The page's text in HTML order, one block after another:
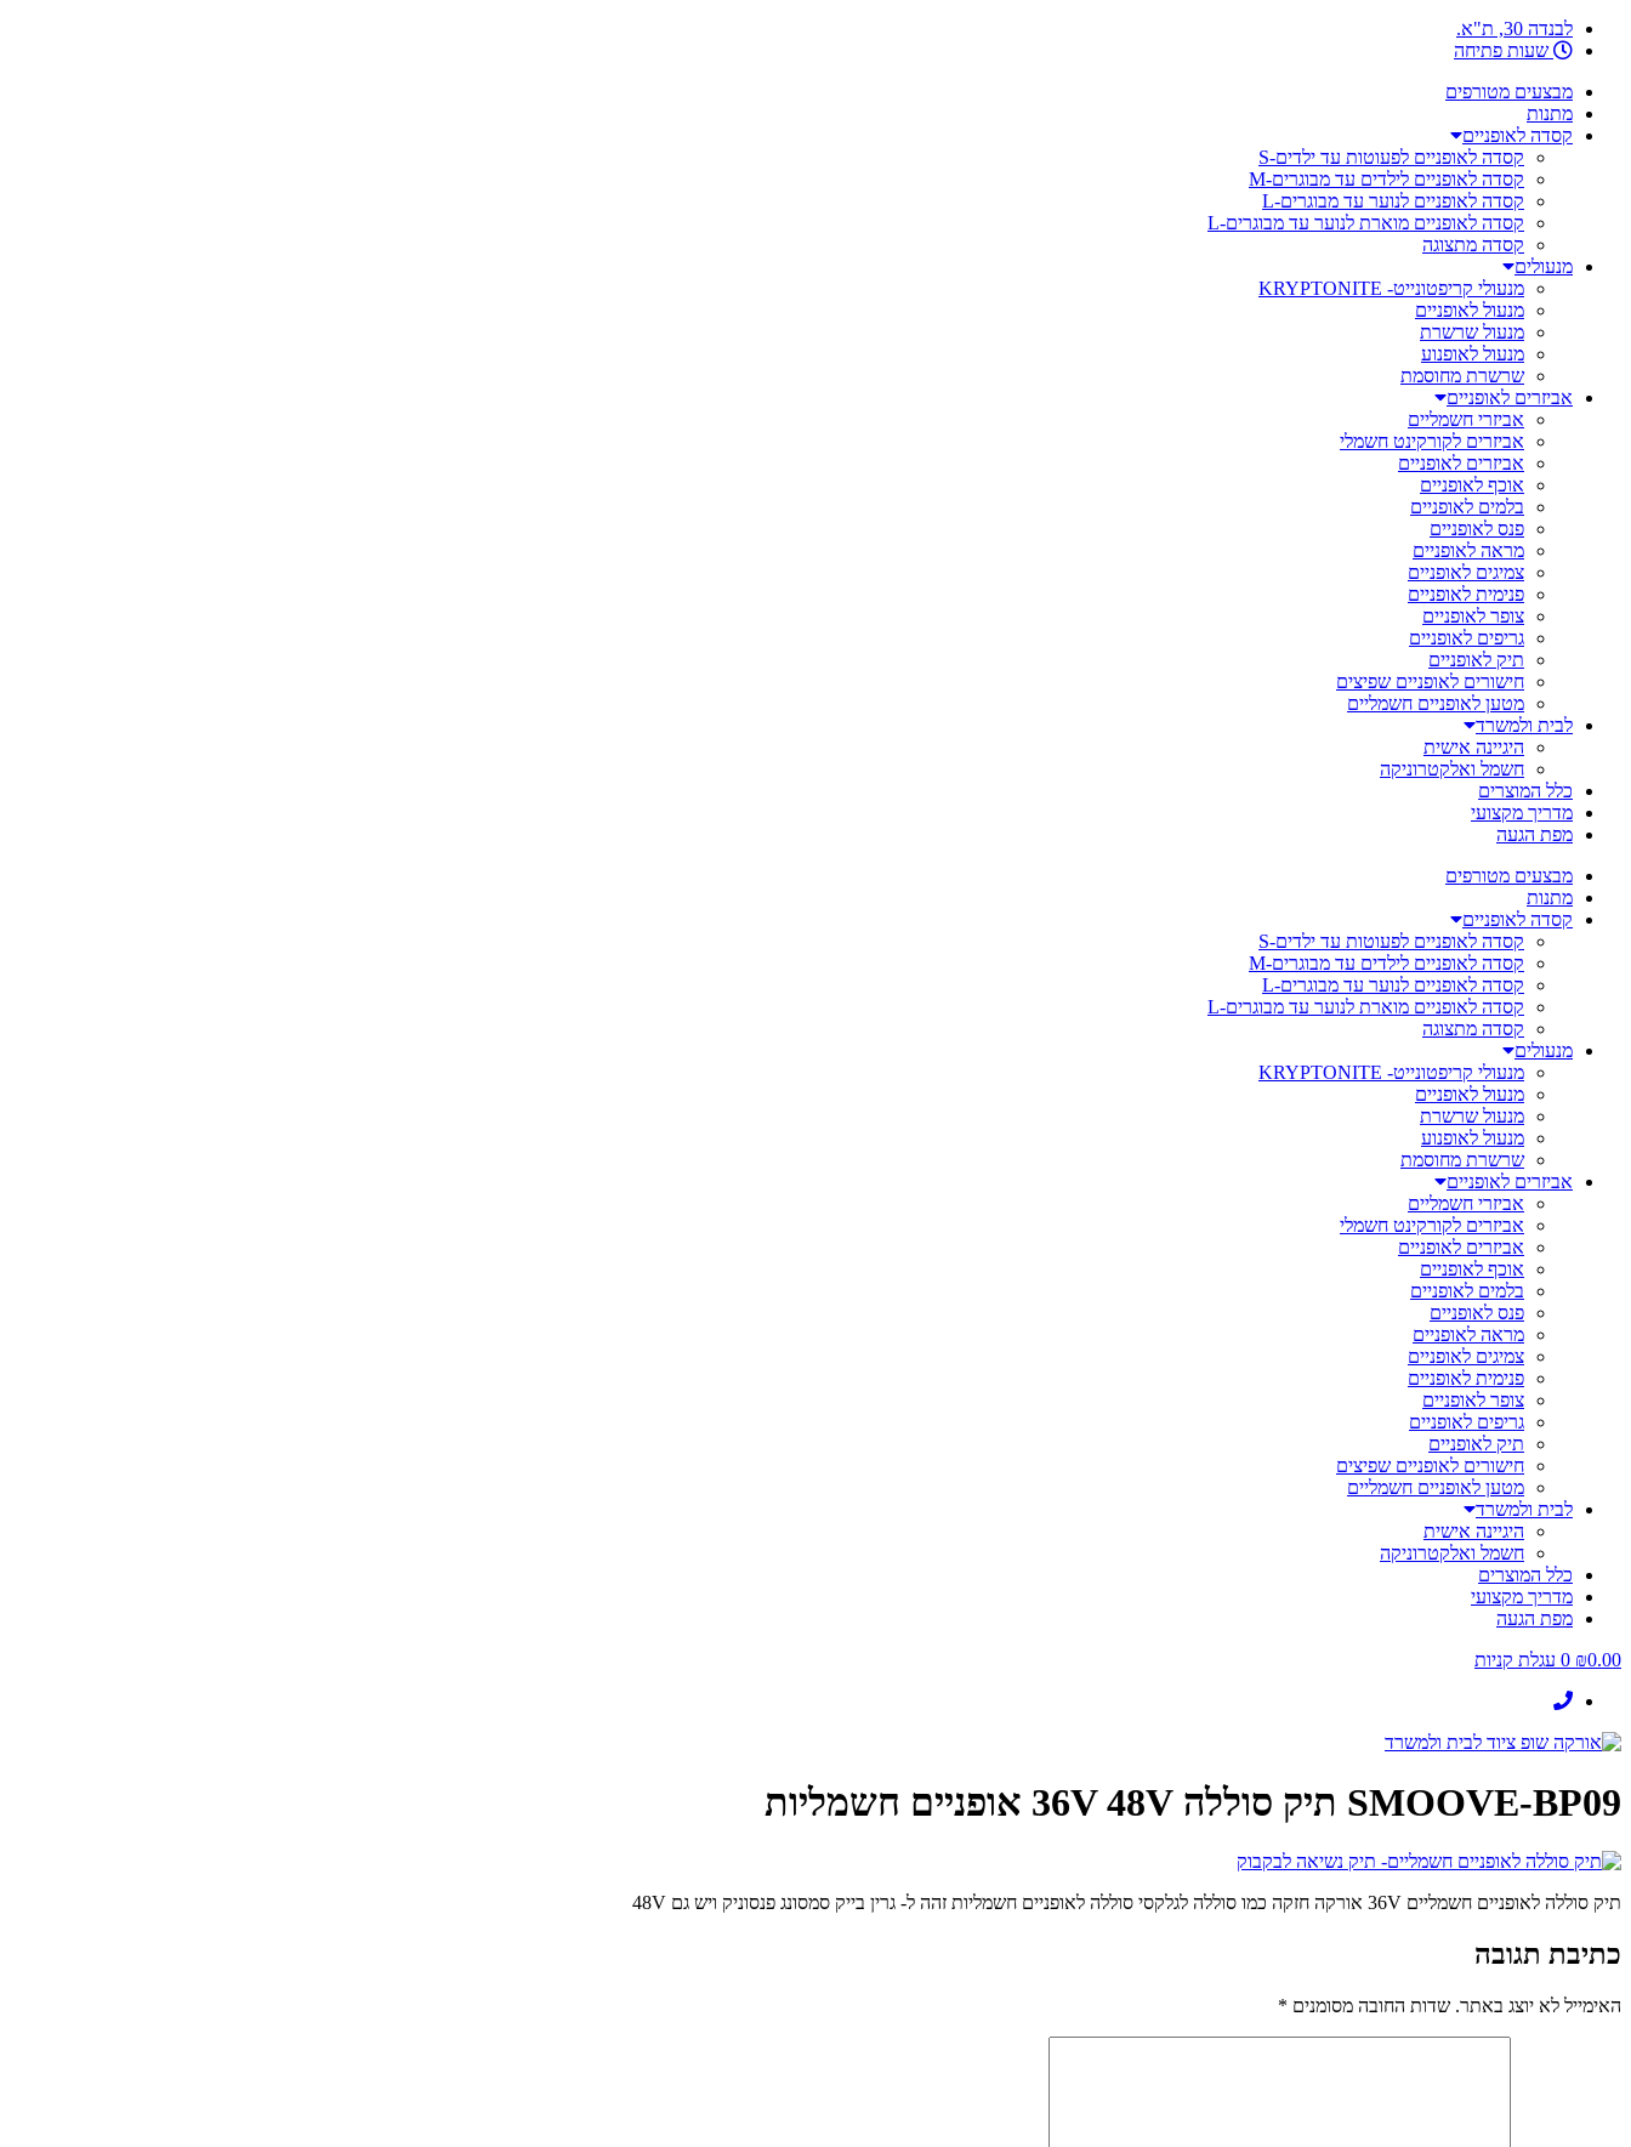
לבנדה 30, ת"א.
שעות פתיחה
מבצעים מטורפים
מתנות
קסדה לאופניים
קסדה לאופניים לפעוטות עד ילדים-S
קסדה לאופניים לילדים עד מבוגרים-M
קסדה לאופניים לנוער עד מבוגרים-L
קסדה לאופניים מוארת לנוער עד מבוגרים-L
קסדה מתצוגה
מנעולים
מנעולי קריפטונייט- KRYPTONITE
מנעול לאופניים
מנעול שרשרת
מנעול לאופנוע
שרשרת מחוסמת
אביזרים לאופניים
אביזרי חשמליים
אביזרים לקורקינט חשמלי
אביזרים לאופניים
אוכף לאופניים
בלמים לאופניים
פנס לאופניים
מראה לאופניים
צמיגים לאופניים
פנימית לאופניים
צופר לאופניים
גריפים לאופניים
תיק לאופניים
חישורים לאופניים שפיצים
מטען לאופניים חשמליים
לבית ולמשרד
היגיינה אישית
חשמל ואלקטרוניקה
כלל המוצרים
מדריך מקצועי
מפת הגעה
מבצעים מטורפים
מתנות
קסדה לאופניים
קסדה לאופניים לפעוטות עד ילדים-S
קסדה לאופניים לילדים עד מבוגרים-M
קסדה לאופניים לנוער עד מבוגרים-L
קסדה לאופניים מוארת לנוער עד מבוגרים-L
קסדה מתצוגה
מנעולים
מנעולי קריפטונייט- KRYPTONITE
מנעול לאופניים
מנעול שרשרת
מנעול לאופנוע
שרשרת מחוסמת
אביזרים לאופניים
אביזרי חשמליים
אביזרים לקורקינט חשמלי
אביזרים לאופניים
אוכף לאופניים
בלמים לאופניים
פנס לאופניים
מראה לאופניים
צמיגים לאופניים
פנימית לאופניים
צופר לאופניים
גריפים לאופניים
תיק לאופניים
חישורים לאופניים שפיצים
מטען לאופניים חשמליים
לבית ולמשרד
היגיינה אישית
חשמל ואלקטרוניקה
כלל המוצרים
מדריך מקצועי
מפת הגעה
₪0.00
0 עגלת קניות
SMOOVE-BP09 תיק סוללה 36V 48V אופניים חשמליות
תיק סוללה לאופניים חשמליים 36V אורקה חזקה כמו סוללה לגלקסי סוללה לאופניים חשמליות זהה ל- גרין בייק סמסונג פנסוניק ויש גם 48V
כתיבת תגובה
האימייל לא יוצג באתר. שדות החובה מסומנים *